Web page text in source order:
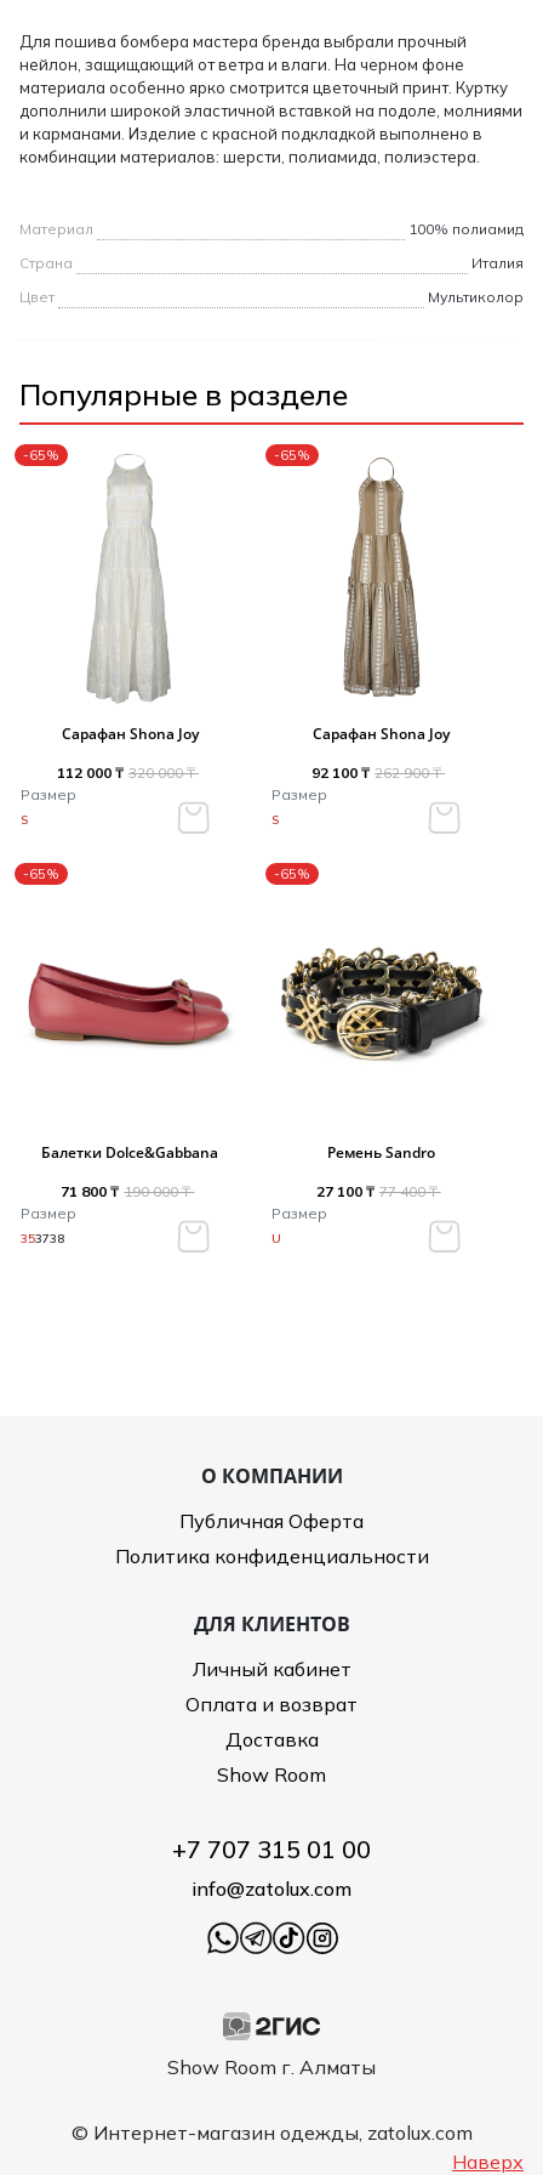
Для пошива бомбера мастера бренда выбрали прочный
нейлон, защищающий от ветра и влаги. На черном фоне
материала особенно ярко смотрится цветочный принт. Куртку
дополнили широкой эластичной вставкой на подоле, молниями
и карманами. Изделие с красной подкладкой выполнено в
комбинации материалов: шерсти, полиамида, полиэстера.
Материал
100% полиамид
Страна
Италия
Цвет
Мультиколор
Популярные в разделе
-65%
Сарафан Shona Joy
112 000 ₸ 320 000 ₸
Размер
S
-65%
Сарафан Shona Joy
92 100 ₸ 262 900 ₸
Размер
S
-65%
Балетки Dolce&Gabbana
71 800 ₸ 190 000 ₸
Размер
353738
-65%
Ремень Sandro
27 100 ₸ 77 400 ₸
Размер
U
О КОМПАНИИ
Публичная Оферта
Политика конфиденциальности
ДЛЯ КЛИЕНТОВ
Личный кабинет
Оплата и возврат
Доставка
Show Room
Show Room г. Алматы
+7 707 315 01 00
info@zatolux.com
© Интернет-магазин одежды, zatolux.com
Наверх